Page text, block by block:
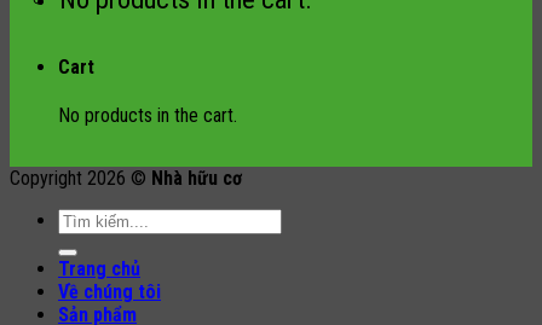
Cart
No products in the cart.
Copyright 2026 © Nhà hữu cơ
Search
Trang chủ
Về chúng tôi
Sản phẩm